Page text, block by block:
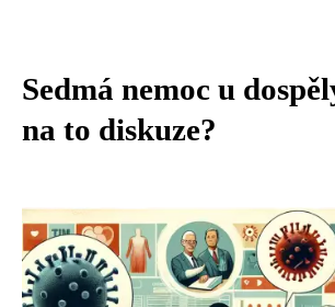
Sedmá nemoc u
na to diskuze?